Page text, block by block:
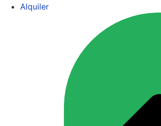
Alquiler